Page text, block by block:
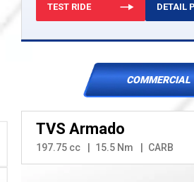
TEST RIDE DETAIL
COMMERCIAL
TVS Armado
197.75 cc 15.5 Nm CARB